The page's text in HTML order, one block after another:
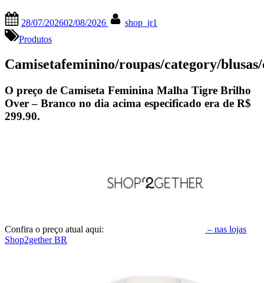
on
28/07/202602/08/2026
shop_jr1
Produtos
Camisetafeminino/roupas/category/
O preço de Camiseta Feminina Malha Tigre Brilho
Over – Branco no dia acima especificado era de R$
299.90.
Confira o preço atual aqui:
– nas lojas
Shop2gether BR